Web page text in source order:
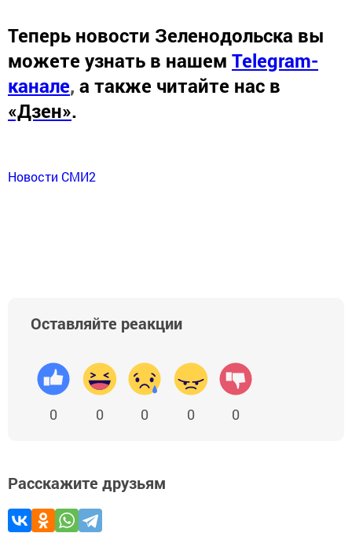
Теперь новости Зеленодольска вы
можете узнать в нашем Telegram-
канале, а также читайте нас в
«Дзен».
Новости СМИ2
Оставляйте реакции
0 0 0 0 0
Расскажите друзьям